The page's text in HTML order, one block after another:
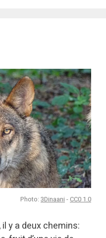
Photo: 3Dinaani - CC0 1.0
il y a deux chemins: